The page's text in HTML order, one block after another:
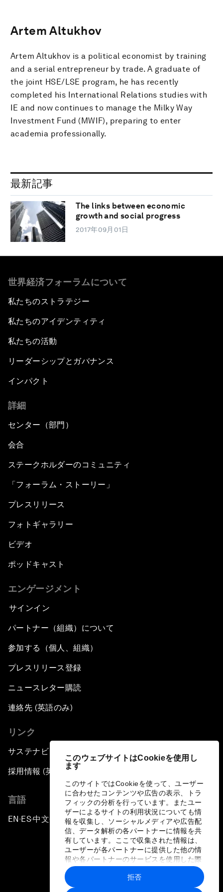
このウェブサイトはCookieを使用し
ます
このサイトではCookieを使って、ユーザー
に合わせたコンテンツや広告の表示、トラ
フィックの分析を行っています。またユー
ザーによるサイトの利用状況についても情
報を収集し、ソーシャルメディアや広告配
信、データ解析の各パートナーに情報を共
有しています。ここで収集された情報は、
ユーザーが各パートナーに提供した他の情
報や各パートナーのサービスを使用した際
に収集された情報と組み合わされ、各パー
トナーによって使用されることがありま
す。
拒否
Artem Altukhov
Artem Altukhov is a political economist by training
and a serial entrepreneur by trade. A graduate of
the joint HSE/LSE program, he has recently
completed his International Relations studies with
IE and now continues to manage the Milky Way
Investment Fund (MWIF), preparing to enter
academia professionally.
最新記事
The links between economic
growth and social progress
2017年09月01日
世界経済フォーラムについて
私たちのストラテジー
私たちのアイデンティティ
私たちの活動
リーダーシップとガバナンス
インパクト
詳細
センター（部門）
会合
ステークホルダーのコミュニティ
「フォーラム・ストーリー」
プレスリリース
フォトギャラリー
ビデオ
ポッドキャスト
エンゲージメント
サインイン
パートナー（組織）について
参加する（個人、組織）
プレスリリース登録
ニュースレター購読
連絡先 (英語のみ)
リンク
サステナビリティへの取り組み
採用情報 (英語のみ)
言語
EN ▪ES▪中文▪ 日本語
プライバシーポリシーと利用規約